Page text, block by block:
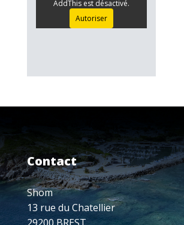
AddThis est désactivé.
Autoriser
Contact
Shom
13 rue du Chatellier